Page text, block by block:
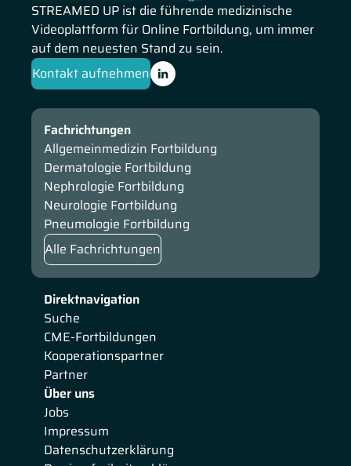
STREAMED UP ist die führende medizinische
Videoplattform für Online Fortbildung, um immer
auf dem neuesten Stand zu sein.
Kontakt aufnehmen
Direktnavigation
Suche
CME-Fortbildungen
Kooperationspartner
Partner
Über uns
Jobs
Impressum
Datenschutzerklärung
Fachrichtungen
Allgemeinmedizin Fortbildung
Dermatologie Fortbildung
Nephrologie Fortbildung
Neurologie Fortbildung
Pneumologie Fortbildung
Alle Fachrichtungen